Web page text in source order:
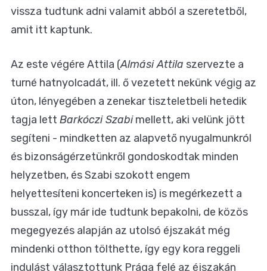
vissza tudtunk adni valamit abból a szeretetből,
amit itt kaptunk.
Az este végére Attila (Almási Attila szervezte a
turné hatnyolcadát, ill. ő vezetett nekünk végig az
úton, lényegében a zenekar tiszteletbeli hetedik
tagja lett Barkóczi Szabimellett, aki velünk jött
segíteni - mindketten az alapvető nyugalmunkról
és bizonságérzetünkről gondoskodtak minden
helyzetben, és Szabi szokott engem
helyettesíteni koncerteken is) is megérkezett a
busszal, így már ide tudtunk bepakolni, de közös
megegyezés alapján az utolsó éjszakát még
mindenki otthon tölthette, így egy kora reggeli
indulást választottunk Prága felé az éjszakán